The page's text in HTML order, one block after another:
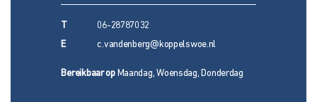
06-28787032
E c.vandenberg@koppelswoe.nl
Bereikbaar opMaandag, Woensdag, Donderdag